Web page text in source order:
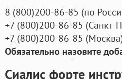
8 (800)200-86-85 (по
+7 (800)200-86-85 (Санкт-
+7 (800)200-86-85 (
Обязательно назовите
Сиалис форте